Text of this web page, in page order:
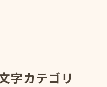
字カテゴリ